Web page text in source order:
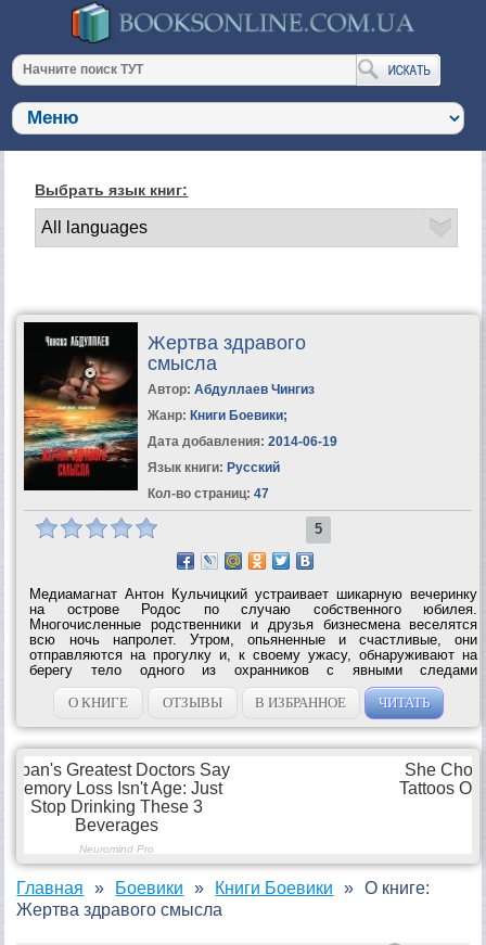
Выбрать язык книг:
Жертва здравого
смысла
Автор: Абдуллаев Чингиз
Жанр: Книги Боевики;
Дата добавления: 2014-06-19
Язык книги: Русский
Кол-во страниц: 47
5
Медиамагнат Антон Кульчицкий устраивает шикарную вечеринку
на острове Родос по случаю собственного юбилея.
Многочисленные родственники и друзья бизнесмена веселятся
всю ночь напролет. Утром, опьяненные и счастливые, они
отправляются на прогулку и, к своему ужасу, обнаруживают на
берегу тело одного из охранников с явными следами
насильственной смерти. Волею судеб в числе приглашенных на
юбилей оказывается и всемирно известный...
О КНИГЕ ОТЗЫВЫ В ИЗБРАННОЕ ЧИТАТЬ
Главная Боевики Книги Боевики
О книге:
Жертва здравого смысла